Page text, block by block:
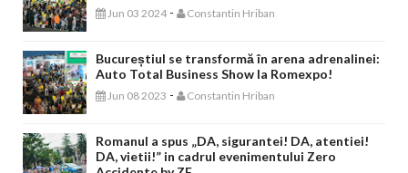
Jun 03 2024 - Constantin Hriban
Bucureștiul se transformă în arena adrenalinei:
Auto Total Business Show la Romexpo!
Jun 08 2023 - Constantin Hriban
Romanul a spus „DA, sigurantei! DA, atentiei!
DA, vietii!” in cadrul evenimentului Zero